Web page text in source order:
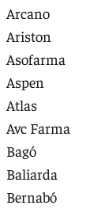
Arcano
Ariston
Asofarma
Aspen
Atlas
Avc Farma
Bagó
Baliarda
Bernabó